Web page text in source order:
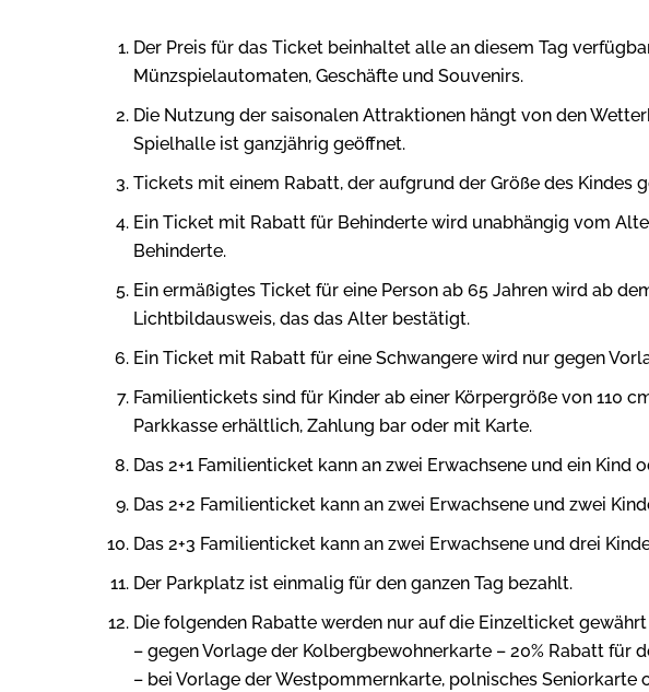
Der Preis für das Ticket beinhaltet alle an diesem Tag
Münzspielautomaten, Geschäfte und Souvenirs.
Die Nutzung der saisonalen Attraktionen hängt von den
Spielhalle ist ganzjährig geöffnet.
Tickets mit einem Rabatt, der aufgrund der Größe des Kindes
Ein Ticket mit Rabatt für Behinderte wird unabhängig vom
Behinderte.
Ein ermäßigtes Ticket für eine Person ab 65 Jahren wird ab
Lichtbildausweis, das das Alter bestätigt.
Ein Ticket mit Rabatt für eine Schwangere wird nur gegen
Familientickets sind für Kinder ab einer Körpergröße von 110
Parkkasse erhältlich, Zahlung bar oder mit Karte.
Das 2+1 Familienticket kann an zwei Erwachsene und ein
Das 2+2 Familienticket kann an zwei Erwachsene und zwei
Das 2+3 Familienticket kann an zwei Erwachsene und drei
Der Parkplatz ist einmalig für den ganzen Tag bezahlt.
Die folgenden Rabatte werden nur auf die Einzelticket
– gegen Vorlage der Kolbergbewohnerkarte – 20% Rabatt für
– bei Vorlage der Westpommernkarte, polnisches Seniorkarte